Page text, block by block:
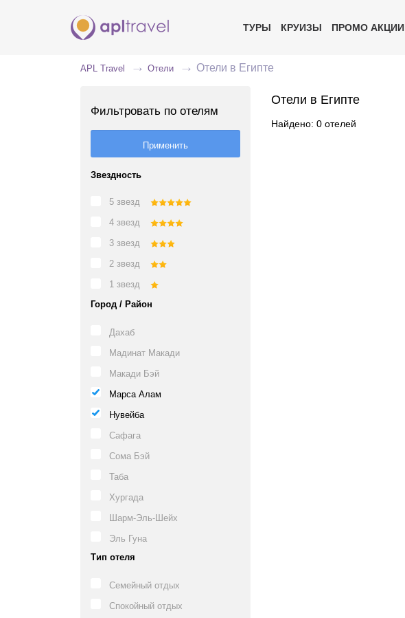
ТУРЫ КРУИЗЫ ПРОМО АКЦИИ
APL Travel Отели Отели в Египте
Фильтровать по отелям
Звездность
5 звезд
4 звезд
3 звезд
2 звезд
1 звезд
Город / Район
Дахаб
Мадинат Макади
Макади Бэй
Марса Алам
Нувейба
Сафага
Сома Бэй
Таба
Хургада
Шарм-Эль-Шейх
Эль Гуна
Тип отеля
Семейный отдых
Спокойный отдых
Отели в Египте
Найдено: 0 отелей